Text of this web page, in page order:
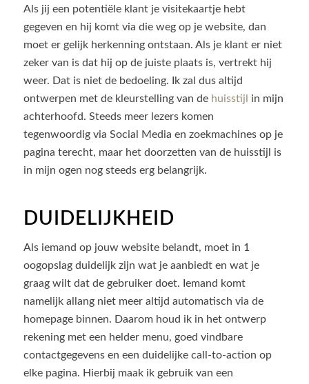
Als jij een potentiële klant je visitekaartje hebt
gegeven en hij komt via die weg op je website, dan
moet er gelijk herkenning ontstaan. Als je klant er niet
zeker van is dat hij op de juiste plaats is, vertrekt hij
weer. Dat is niet de bedoeling. Ik zal dus altijd
ontwerpen met de kleurstelling van de huisstijl
in mijn
achterhoofd. Steeds meer lezers komen
tegenwoordig via Social Media en zoekmachines op je
pagina terecht, maar het doorzetten van de huisstijl is
in mijn ogen nog steeds erg belangrijk.
DUIDELIJKHEID
Als iemand op jouw website belandt, moet in 1
oogopslag duidelijk zijn wat je aanbiedt en wat je
graag wilt dat de gebruiker doet. Iemand komt
namelijk allang niet meer altijd automatisch via de
homepage binnen. Daarom houd ik in het ontwerp
rekening met een helder menu, goed vindbare
contactgegevens en een duidelijke call-to-action op
elke pagina. Hierbij maak ik gebruik van een